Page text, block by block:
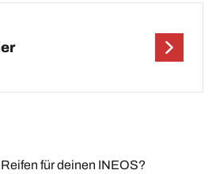
für deinen INEOS?